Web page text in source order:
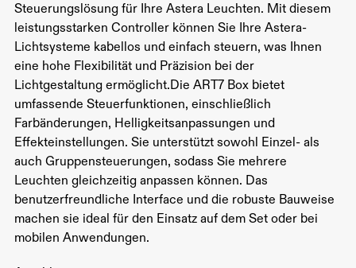
Steuerungslösung für Ihre Astera Leuchten. Mit diesem
leistungsstarken Controller können Sie Ihre Astera-
Lichtsysteme kabellos und einfach steuern, was Ihnen
eine hohe Flexibilität und Präzision bei der
Lichtgestaltung ermöglicht.Die ART7 Box bietet
umfassende Steuerfunktionen, einschließlich
Farbänderungen, Helligkeitsanpassungen und
Effekteinstellungen. Sie unterstützt sowohl Einzel- als
auch Gruppensteuerungen, sodass Sie mehrere
Leuchten gleichzeitig anpassen können. Das
benutzerfreundliche Interface und die robuste Bauweise
machen sie ideal für den Einsatz auf dem Set oder bei
mobilen Anwendungen.